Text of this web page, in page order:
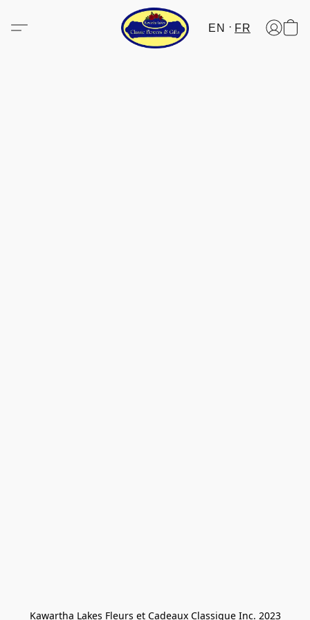
EN FR
Kawartha Lakes Fleurs et Cadeaux Classique Inc. 2023